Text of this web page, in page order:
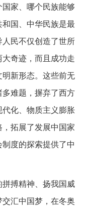
家、哪个民族能够
国、中华民族是最
民不仅创造了世所
奇迹，而且成功走
新形态。这些前无
难题，摒弃了西方
代化、物质主义膨胀
拓展了发展中国家
度的探索提供了中
搏精神、扬我国威
汇中国梦，在冬奥